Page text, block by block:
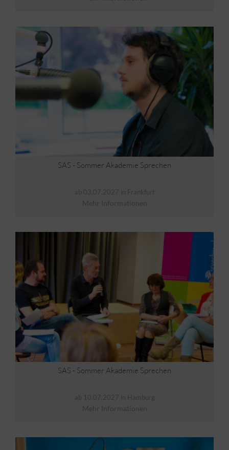
SAS - Sommer Akademie Sprechen
ab 03.07.2027 in Frankfurt
Mehr Informationen
SAS - Sommer Akademie Sprechen
ab 10.07.2027 in Hamburg
Mehr Informationen